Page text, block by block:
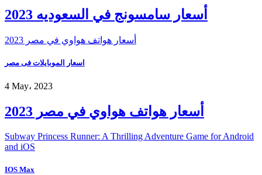
أسعار سامسونج في السعوديه 2023
أسعار هواتف هواوي في مصر 2023
اسعار الموبايلات فى مصر
4 May، 2023
أسعار هواتف هواوي في مصر 2023
Subway Princess Runner: A Thrilling Adventure Game for Android
and iOS
IOS Max